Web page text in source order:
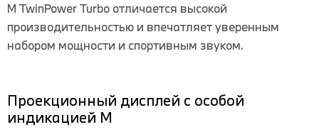
M TwinPower Turbo отличается высокой
производительностью и впечатляет уверенным
набором мощности и спортивным звуком.
Проекционный дисплей с особой
индикацией M